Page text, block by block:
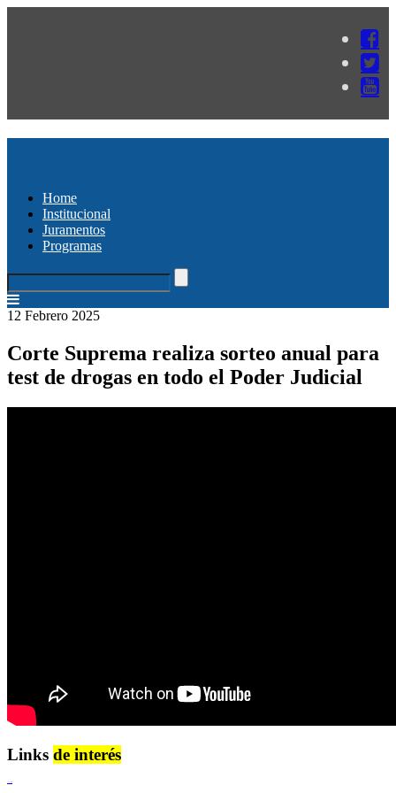
Home
Institucional
Juramentos
Programas
12 Febrero 2025
Corte Suprema realiza sorteo anual para
test de drogas en todo el Poder Judicial
Links de interés